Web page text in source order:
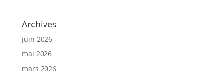
Archives
juin 2026
mai 2026
mars 2026